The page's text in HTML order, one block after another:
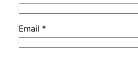
Email *